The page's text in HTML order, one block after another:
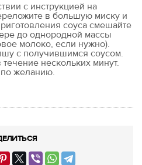
с инструкцией на
в большую миску и
соуса смешайте
до однородной массы
молоко, если нужно).
с получившимся соусом.
нескольких минут.
желанию.